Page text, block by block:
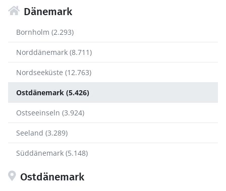
Dänemark
Bornholm (2.293)
Norddänemark (8.711)
Nordseeküste (12.763)
Ostdänemark (5.426)
Ostseeinseln (3.924)
Seeland (3.289)
Süddänemark (5.148)
Ostdänemark